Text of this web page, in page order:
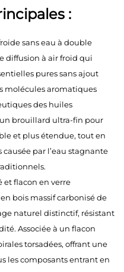
:
sans eau à double
diffusion à air froid qui
pures sans ajout
molécules aromatiques
des huiles
brouillard ultra-fin pour
et plus étendue, tout en
par l’eau stagnante
et flacon en verre
bois massif carbonisé de
naturel distinctif, résistant
Associée à un flacon
torsadées, offrant une
les composants entrant en